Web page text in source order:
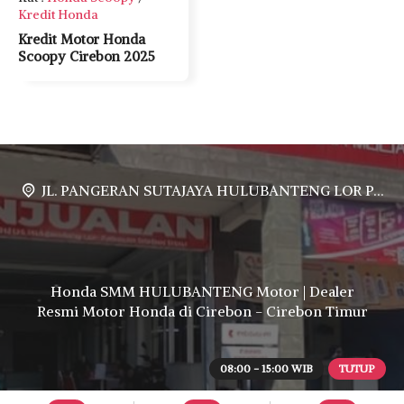
08:00 - 15:00 WIB TUTUP
Kredit Honda
Kredit Motor Honda
Scoopy Cirebon 2025
JL. PANGERAN SUTAJAYA HULUBANTENG LOR PABUARAN CIREBON TIMUR, Ds. Babakan gebang cirebon Gebang udik cirebon Ciledug cirebon Karang wareng cirebon
Honda SMM HULUBANTENG Motor | Dealer
Resmi Motor Honda di Cirebon - Cirebon Timur